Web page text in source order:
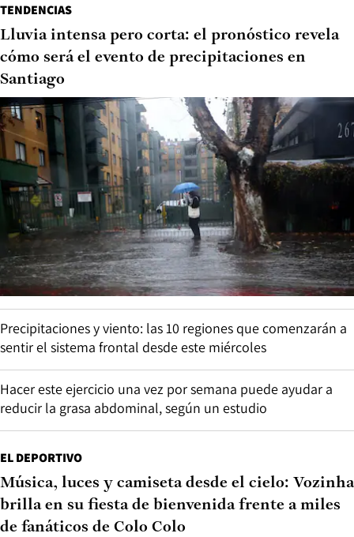
TENDENCIAS
Lluvia intensa pero corta: el pronóstico revela
cómo será el evento de precipitaciones en
Santiago
Precipitaciones y viento: las 10 regiones que comenzarán a
sentir el sistema frontal desde este miércoles
Hacer este ejercicio una vez por semana puede ayudar a
reducir la grasa abdominal, según un estudio
EL DEPORTIVO
Música, luces y camiseta desde el cielo: Vozinha
brilla en su fiesta de bienvenida frente a miles
de fanáticos de Colo Colo